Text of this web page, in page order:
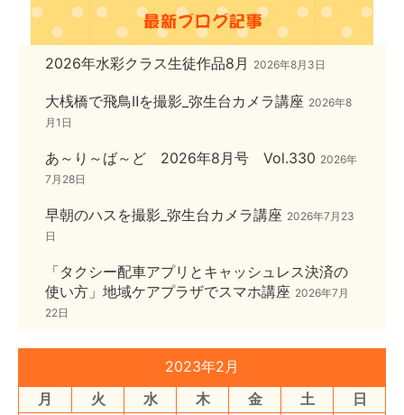
2026年水彩クラス生徒作品8月 2026年8月3日
大桟橋で飛鳥Ⅱを撮影_弥生台カメラ講座 2026年8
月1日
あ～り～ば～ど 2026年8月号 Vol.330 2026年
7月28日
早朝のハスを撮影_弥生台カメラ講座 2026年7月23
日
「タクシー配車アプリとキャッシュレス決済の
使い方」地域ケアプラザでスマホ講座 2026年7月
22日
2023年2月
月
火 水 木 金 土
日